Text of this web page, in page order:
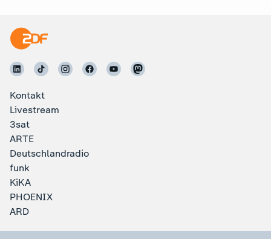
Kontakt
Livestream
3sat
ARTE
Deutschlandradio
funk
KiKA
PHOENIX
ARD